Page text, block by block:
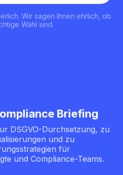
Wir sagen Ihnen ehrlich, ob
Wahl sind.
Briefing
DSGVO-Durchsetzung, zu
und zu
für
und Compliance-Teams.